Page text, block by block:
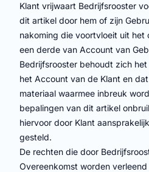
Klant vrijwaart Bedrijfsrooster
dit artikel door hem of zijn
nakoming die voortvloeit uit
een derde van Account van
Bedrijfsrooster behoudt zich
het Account van de Klant en
materiaal waarmee inbreuk
bepalingen van dit artikel
hiervoor door Klant
gesteld.
De rechten die door
Overeenkomst worden